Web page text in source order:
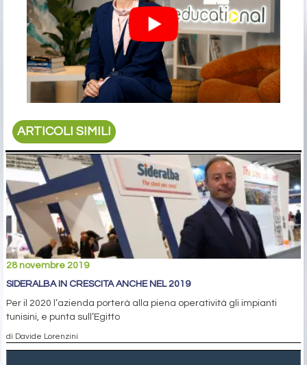
ARTICOLI SIMILI
28 novembre 2019
SIDERALBA IN CRESCITA ANCHE NEL 2019
Per il 2020 l’azienda porterà alla piena operatività gli impianti
tunisini, e punta sull’Egitto
di Davide Lorenzini